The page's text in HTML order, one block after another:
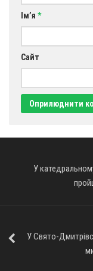
Комісія з
Спільноти
Квіти
Харківщина
Полтавщина
Сумщина
Ім’я *
Сайт
У
У Свято-